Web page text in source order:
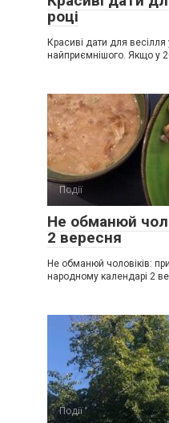
році
Красиві дати для
найприємнішого. Якщо у
Події
Не обманюй
2 вересня
Не обманюй чоловіків:
народному календарі 2
Події